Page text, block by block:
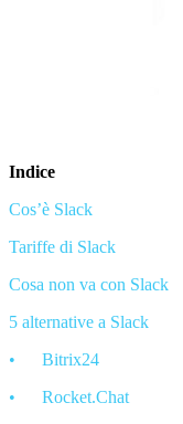
Indice
Cos’è Slack
Tariffe di Slack
Cosa non va con Slack
5 alternative a Slack
• Bitrix24
• Rocket.Chat